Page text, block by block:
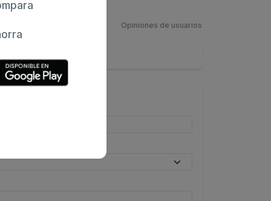
Opiniones de usuarios